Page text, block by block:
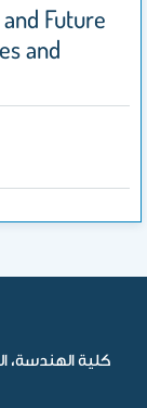
Future
and